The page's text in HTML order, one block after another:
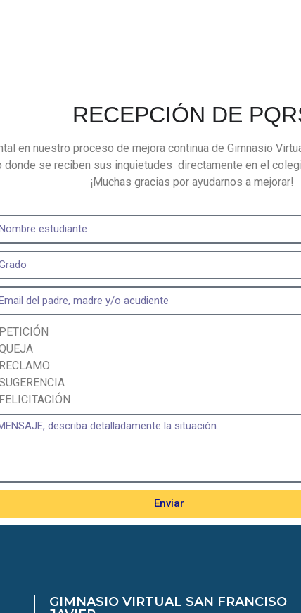
RECEPCIÓN DE
en nuestro proceso de mejora continua de Gimnasio
se reciben sus inquietudes directamente en el
¡Muchas gracias por ayudarnos a mejorar!
PETICIÓN
RECLAMO
FELICITACIÓN
Enviar
GIMNASIO VIRTUAL SAN FRANCISO